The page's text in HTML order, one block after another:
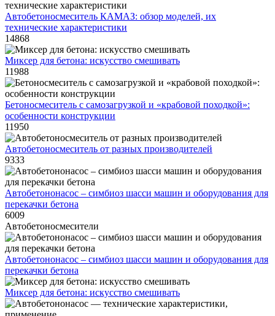
Автобетоносмеситель КАМАЗ: обзор моделей, их
технические характеристики
14868
Миксер для бетона: искусство смешивать
11988
Бетоносмеситель с самозагрузкой и «крабовой походкой»:
особенности конструкции
11950
Автобетоносмеситель от разных производителей
9333
Автобетононасос – симбиоз шасси машин и оборудования для
перекачки бетона
6009
Автобетоносмесители
Автобетононасос – симбиоз шасси машин и оборудования для
перекачки бетона
Миксер для бетона: искусство смешивать